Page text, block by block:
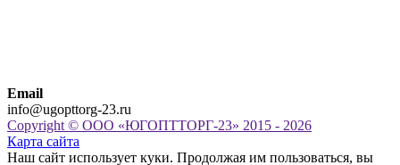
Email
info@ugopttorg-23.ru
Copyright © ООО «ЮГОПТТОРГ-23» 2015 - 2026
Карта сайта
Наш сайт использует куки. Продолжая им пользоваться, вы